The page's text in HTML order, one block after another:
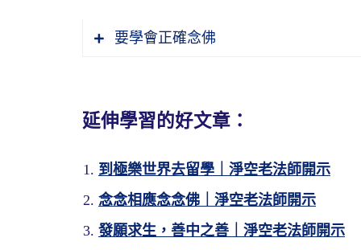
要學會正確念佛
延伸學習的好文章：
到極樂世界去留學｜淨空老法師開示
念念相應念念佛｜淨空老法師開示
發願求生，善中之善｜淨空老法師開示